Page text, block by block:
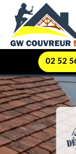
02 52